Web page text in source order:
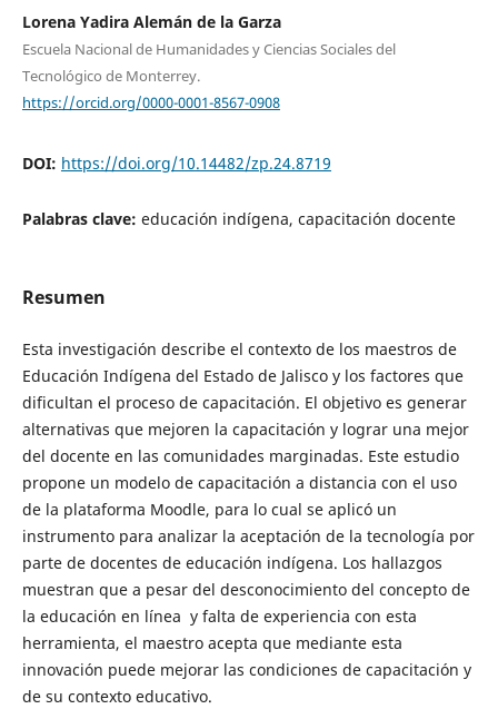
Lorena Yadira Alemán de la Garza
Escuela Nacional de Humanidades y Ciencias Sociales del
Tecnológico de Monterrey.
https://orcid.org/0000-0001-8567-0908
DOI: https://doi.org/10.14482/zp.24.8719
Palabras clave: educación indígena, capacitación docente
Resumen
Esta investigación describe el contexto de los maestros de
Educación Indígena del Estado de Jalisco y los factores que
dificultan el proceso de capacitación. El objetivo es generar
alternativas que mejoren la capacitación y lograr una mejor
del docente en las comunidades marginadas. Este estudio
propone un modelo de capacitación a distancia con el uso
de la plataforma Moodle, para lo cual se aplicó un
instrumento para analizar la aceptación de la tecnología por
parte de docentes de educación indígena. Los hallazgos
muestran que a pesar del desconocimiento del concepto de
la educación en línea y falta de experiencia con esta
herramienta, el maestro acepta que mediante esta
innovación puede mejorar las condiciones de capacitación y
de su contexto educativo.